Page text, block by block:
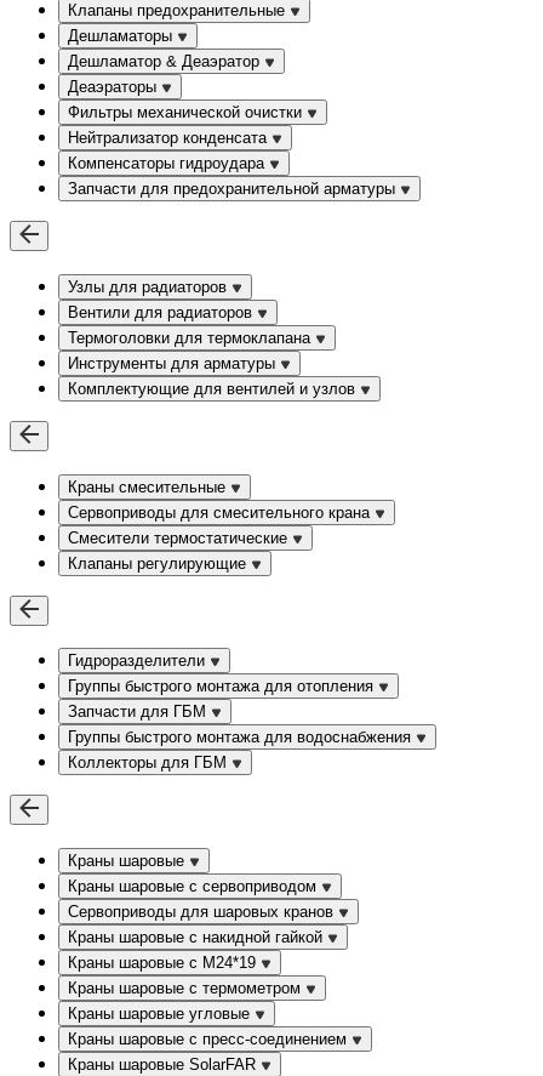
Клапаны предохранительные
Дешламаторы
Дешламатор & Деаэратор
Деаэраторы
Фильтры механической очистки
Нейтрализатор конденсата
Компенсаторы гидроудара
Запчасти для предохранительной арматуры
Узлы для радиаторов
Вентили для радиаторов
Термоголовки для термоклапана
Инструменты для арматуры
Комплектующие для вентилей и узлов
Краны смесительные
Сервоприводы для смесительного крана
Смесители термостатические
Клапаны регулирующие
Гидроразделители
Группы быстрого монтажа для отопления
Запчасти для ГБМ
Группы быстрого монтажа для водоснабжения
Коллекторы для ГБМ
Краны шаровые
Краны шаровые с сервоприводом
Сервоприводы для шаровых кранов
Краны шаровые с накидной гайкой
Краны шаровые с М24*19
Краны шаровые с термометром
Краны шаровые угловые
Краны шаровые c пресс-соединением
Краны шаровые SolarFAR